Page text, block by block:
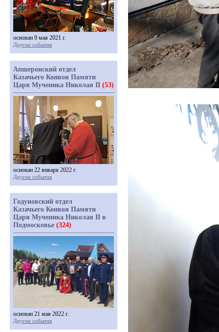
основан 9 мая 2021 г.
Другие события
Апшеронский отдел
Казачьего Конвоя Памяти
Царя Мученика Николая II (53)
основан 22 января 2022 г.
Другие события
Годуновский отдел
Казачьего Конвоя Памяти
Царя Мученика Николая II в
Подмосковье (324)
основан 21 мая 2022 г.
Другие события